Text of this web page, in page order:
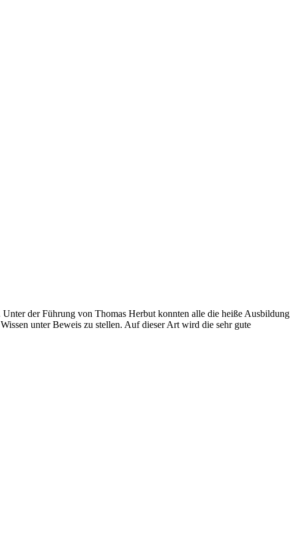
der Führung von Thomas Herbut konnten alle die heiße Ausbildung
unter Beweis zu stellen. Auf dieser Art wird die sehr gute